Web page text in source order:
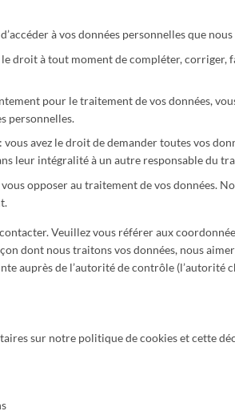
à vos données personnelles que
droit à tout moment de compléter, corriger,
pour le traitement de vos données,
personnelles.
avez le droit de demander toutes vos
leur intégralité à un autre responsable du
opposer au traitement de vos données.
Veuillez vous référer aux
dont nous traitons vos données, nous
auprès de l’autorité de contrôle (l’autorité
sur notre politique de cookies et cette